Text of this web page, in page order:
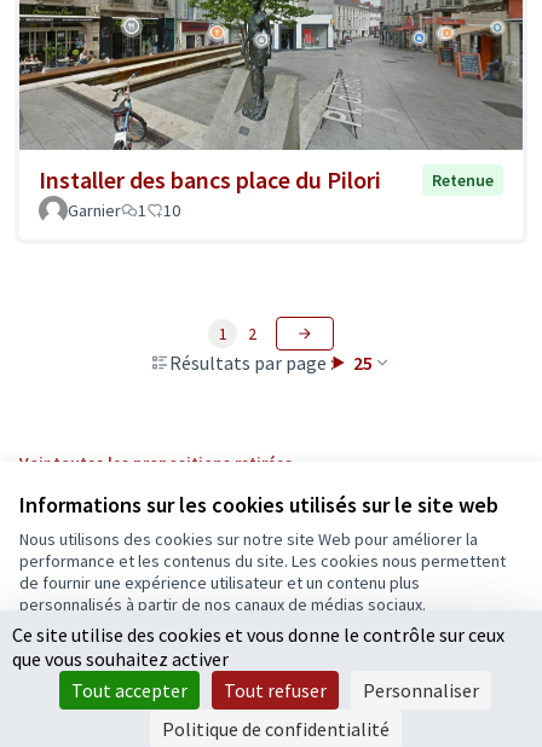
Informations sur les cookies utilisés sur le site web
Nous utilisons des cookies sur notre site Web pour améliorer la
performance et les contenus du site. Les cookies nous permettent
de fournir une expérience utilisateur et un contenu plus
personnalisés à partir de nos canaux de médias sociaux.
Tout accepter
Accepter seulement les cookies essentiels
Paramètres
Installer des bancs place du Pilori
Retenue
Garnier
1 10
Résultats par page : 25
1 2
Voir toutes les propositions retirées
Conditions d'utilisation
Paramètres des cookies
Ecrivons Angers sur X
(Lien externe)
Ecrivons Angers sur Facebook
(Lien externe)
logiciel libre Decidim
(Lien externe)
.
Licence
(Lien
Ce site utilise des cookies et vous donne le contrôle sur ceux
que vous souhaitez activer
Tout accepter
Tout refuser
Personnaliser
Politique de confidentialité